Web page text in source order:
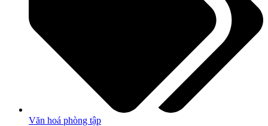
Văn hoá phòng tập